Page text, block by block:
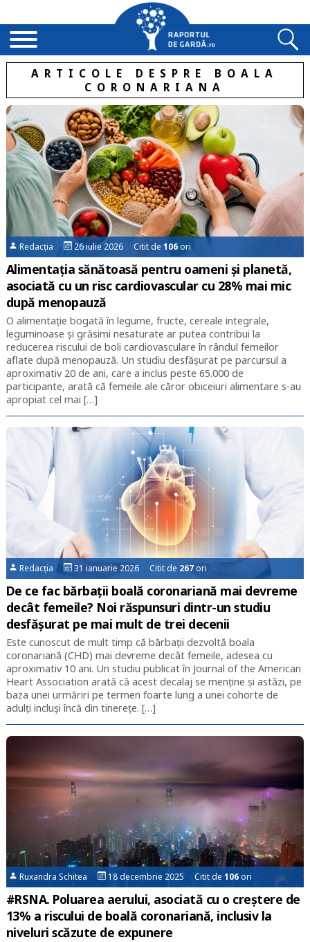
ARTICOLE DESPRE BOALA
CORONARIANA
Redacția 26 iulie 2026 Citit de106ori
Alimentația sănătoasă pentru oameni și planetă,
asociată cu un risc cardiovascular cu 28% mai mic
după menopauză
O alimentație bogată în legume, fructe, cereale integrale,
leguminoase și grăsimi nesaturate ar putea contribui la
reducerea riscului de boli cardiovasculare în rândul femeilor
aflate după menopauză. Un studiu desfășurat pe parcursul a
aproximativ 20 de ani, care a inclus peste 65.000 de
participante, arată că femeile ale căror obiceiuri alimentare s-au
apropiat cel mai […]
Redacția 31 ianuarie 2026 Citit de 267 ori
De ce fac bărbații boală coronariană mai devreme
decât femeile? Noi răspunsuri dintr-un studiu
desfășurat pe mai mult de trei decenii
Este cunoscut de mult timp că bărbații dezvoltă boala
coronariană (CHD) mai devreme decât femeile, adesea cu
aproximativ 10 ani. Un studiu publicat în Journal of the American
Heart Association arată că acest decalaj se menține și astăzi, pe
baza unei urmăriri pe termen foarte lung a unei cohorte de
adulți incluși încă din tinerețe. […]
Ruxandra Schitea 18 decembrie 2025 Citit de106ori
#RSNA. Poluarea aerului, asociată cu o creștere de
13% a riscului de boală coronariană, inclusiv la
niveluri scăzute de expunere